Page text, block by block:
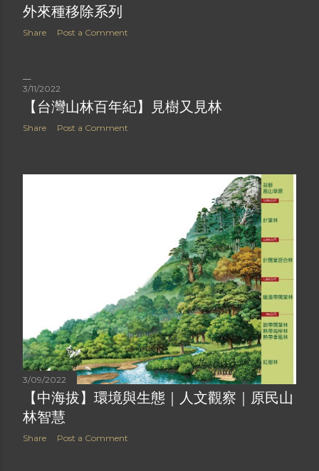
外來種移除系列
Share Post a Comment
3/11/2022
【台灣山林百年紀】見樹又見林
Share Post a Comment
3/09/2022
【中海拔】環境與生態｜人文觀察｜原民山
林智慧
Share Post a Comment